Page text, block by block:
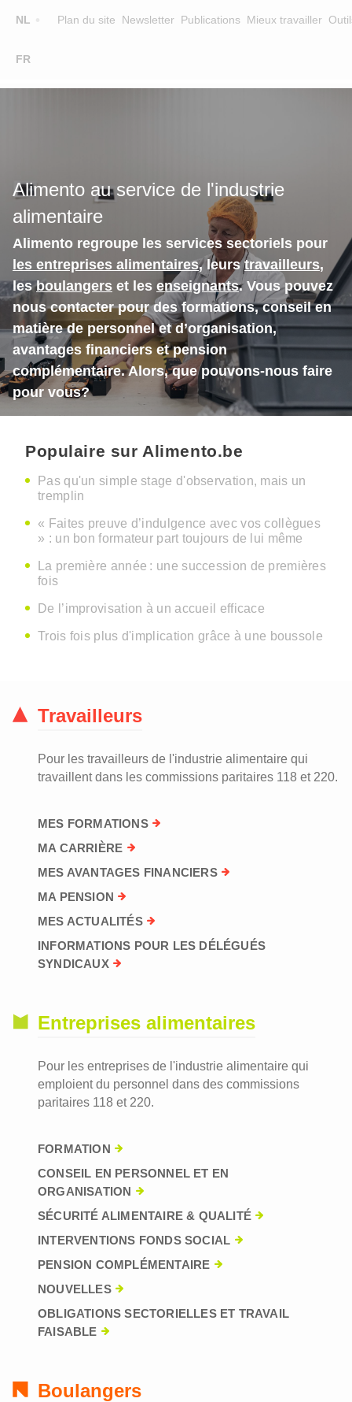
NL
FR
Plan du site Newsletter Publications Mieux travailler
Main
EQUIPE
CONTACT
Alimento au service de l'industrie
alimentaire
Alimento regroupe les services sectoriels pour
les entreprises alimentaires, leurstravailleurs,
lesboulangers et les enseignants. Vous pouvez
nous contacter pour des formations, conseil en
matière de personnel et d’organisation,
avantages financiers et pension
complémentaire. Alors, que pouvons-nous faire
pour vous?
Populaire sur Alimento.be
Pas qu'un simple stage d'observation, mais un
tremplin
« Faites preuve d’indulgence avec vos collègues
» : un bon formateur part toujours de lui même
La première année : une succession de premières
fois
De l’improvisation à un accueil efficace
Trois fois plus d'implication grâce à une boussole
Travailleurs
Pour les travailleurs de l'industrie alimentaire qui
travaillent dans les commissions paritaires 118 et 220.
MES FORMATIONS
MA CARRIÈRE
MES AVANTAGES FINANCIERS
MA PENSION
MES ACTUALITÉS
INFORMATIONS POUR LES DÉLÉGUÉS
SYNDICAUX
Entreprises alimentaires
Pour les entreprises de l'industrie alimentaire qui
emploient du personnel dans des commissions
paritaires 118 et 220.
FORMATION
CONSEIL EN PERSONNEL ET EN
ORGANISATION
SÉCURITÉ ALIMENTAIRE & QUALITÉ
INTERVENTIONS FONDS SOCIAL
PENSION COMPLÉMENTAIRE
NOUVELLES
OBLIGATIONS SECTORIELLES ET TRAVAIL
FAISABLE
Boulangers